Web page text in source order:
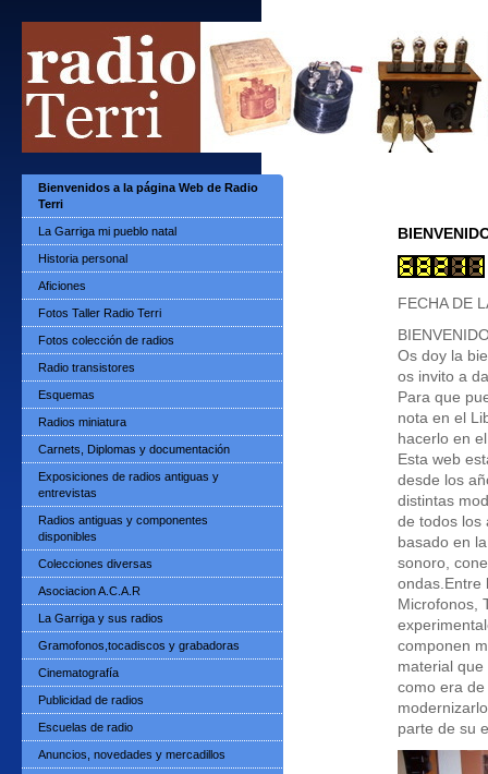
FECHA DE
Os doy la
os invito a
Para que
nota en el
hacerlo en
Esta web
desde los
distintas
de todos los
basado en
sonoro,
ondas.Entre
Microfonos,
componen
material
como era
parte de su
Bienvenidos a la página Web de Radio
Terri
La Garriga mi pueblo natal
Historia personal
Aficiones
Fotos Taller Radio Terri
Fotos colección de radios
Radio transistores
Esquemas
Radios miniatura
Carnets, Diplomas y documentación
Exposiciones de radios antiguas y
entrevistas
Radios antiguas y componentes
disponibles
Colecciones diversas
Asociacion A.C.A.R
La Garriga y sus radios
Gramofonos,tocadiscos y grabadoras
Cinematografía
Publicidad de radios
Escuelas de radio
Anuncios, novedades y mercadillos